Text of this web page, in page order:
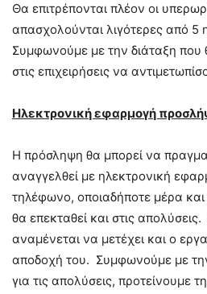
Θα επιτρέπονται πλέον οι
απασχολούνται λιγότερες από 5
Συμφωνούμε με την διάταξη που
στις επιχειρήσεις να
Ηλεκτρονική εφαρμογή
Η πρόσληψη θα μπορεί να
αναγγελθεί με ηλεκτρονική
τηλέφωνο, οποιαδήποτε μέρα
θα επεκταθεί και στις απολύσεις.
αναμένεται να μετέχει και ο
αποδοχή του. Συμφωνούμε με
για τις απολύσεις, προτείνουμε